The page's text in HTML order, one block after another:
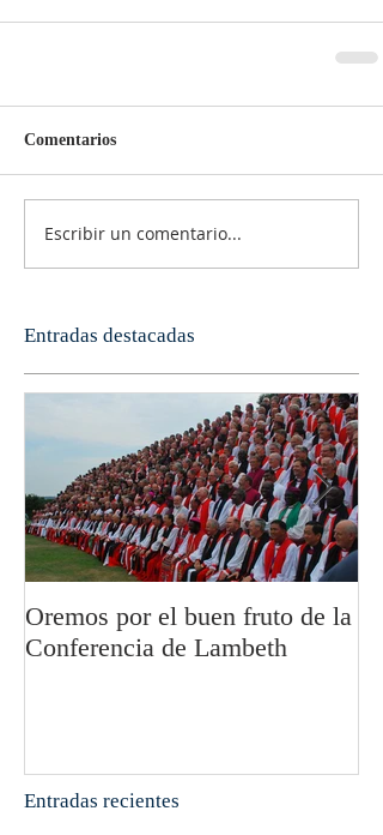
Comentarios
Escribir un comentario...
Entradas destacadas
Oremos por el buen fruto de la
Conferencia de Lambeth
Entradas recientes